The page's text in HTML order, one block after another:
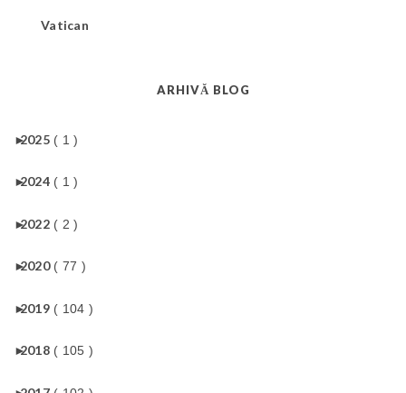
Vatican
ARHIVĂ BLOG
►
2025 ( 1 )
►
2024 ( 1 )
►
2022 ( 2 )
►
2020 ( 77 )
►
2019 ( 104 )
►
2018 ( 105 )